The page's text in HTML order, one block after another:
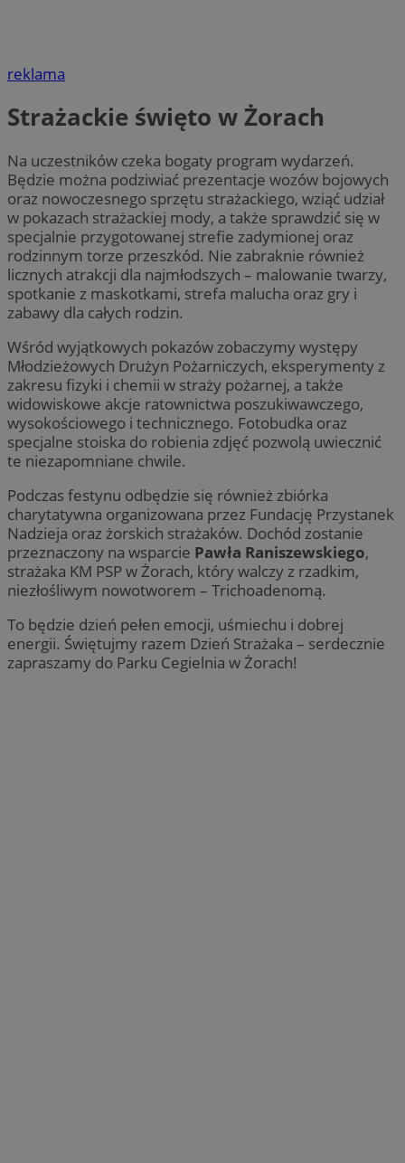
reklama
Strażackie święto w Żorach
Na uczestników czeka bogaty program wydarzeń.
Będzie można podziwiać prezentacje wozów bojowych
oraz nowoczesnego sprzętu strażackiego, wziąć udział
w pokazach strażackiej mody, a także sprawdzić się w
specjalnie przygotowanej strefie zadymionej oraz
rodzinnym torze przeszkód. Nie zabraknie również
licznych atrakcji dla najmłodszych – malowanie twarzy,
spotkanie z maskotkami, strefa malucha oraz gry i
zabawy dla całych rodzin.
Wśród wyjątkowych pokazów zobaczymy występy
Młodzieżowych Drużyn Pożarniczych, eksperymenty z
zakresu fizyki i chemii w straży pożarnej, a także
widowiskowe akcje ratownictwa poszukiwawczego,
wysokościowego i technicznego. Fotobudka oraz
specjalne stoiska do robienia zdjęć pozwolą uwiecznić
te niezapomniane chwile.
Podczas festynu odbędzie się również zbiórka
charytatywna organizowana przez Fundację Przystanek
Nadzieja oraz żorskich strażaków. Dochód zostanie
przeznaczony na wsparcie Pawła Raniszewskiego,
strażaka KM PSP w Żorach, który walczy z rzadkim,
niezłośliwym nowotworem – Trichoadenomą.
To będzie dzień pełen emocji, uśmiechu i dobrej
energii. Świętujmy razem Dzień Strażaka – serdecznie
zapraszamy do Parku Cegielnia w Żorach!